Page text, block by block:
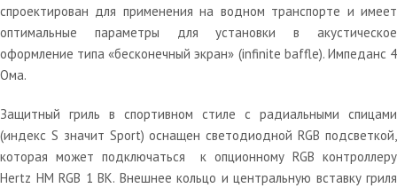
спроектирован для применения на водном транспорте и имеет
оптимальные параметры для установки в акустическое
оформление типа «бесконечный экран» (infinite baffle). Импеданс 4
Ома.
Защитный гриль в спортивном стиле с радиальными спицами
(индекс S значит Sport) оснащен светодиодной RGB подсветкой,
которая может подключаться к опционному RGB контроллеру
Hertz HM RGB 1 BK. Внешнее кольцо и центральную вставку гриля